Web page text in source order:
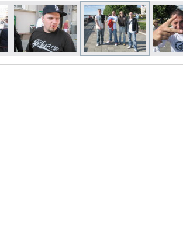
Печать в течение 1 часа в Риге –
закажите онлайн
Различные форматы и виды